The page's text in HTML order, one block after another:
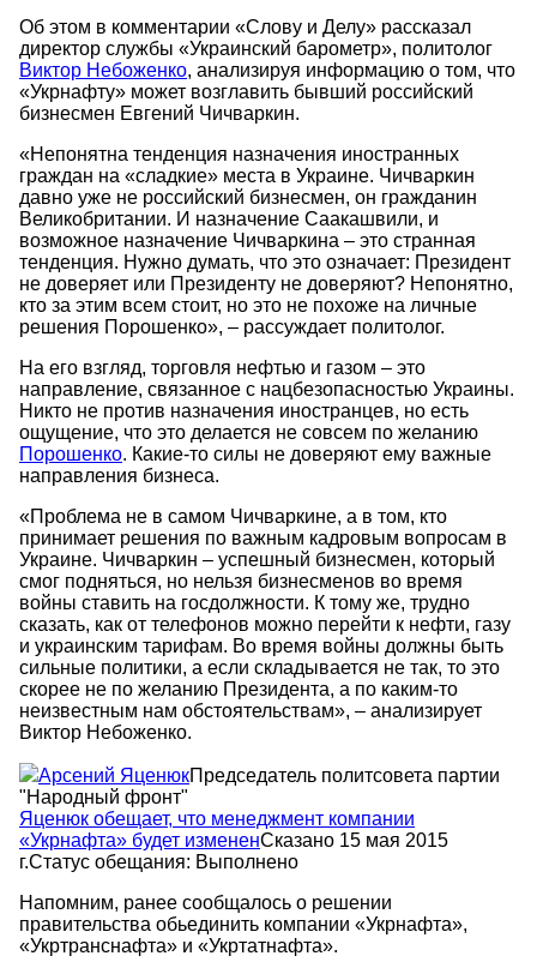
Об этом в комментарии «Слову и Делу» рассказал
директор службы «Украинский барометр», политолог
Виктор Небоженко, анализируя информацию о том, что
«Укрнафту» может возглавить бывший российский
бизнесмен Евгений Чичваркин.
«Непонятна тенденция назначения иностранных
граждан на «сладкие» места в Украине. Чичваркин
давно уже не российский бизнесмен, он гражданин
Великобритании. И назначение Саакашвили, и
возможное назначение Чичваркина – это странная
тенденция. Нужно думать, что это означает: Президент
не доверяет или Президенту не доверяют? Непонятно,
кто за этим всем стоит, но это не похоже на личные
решения Порошенко», – рассуждает политолог.
На его взгляд, торговля нефтью и газом – это
направление, связанное с нацбезопасностью Украины.
Никто не против назначения иностранцев, но есть
ощущение, что это делается не совсем по желанию
Порошенко. Какие-то силы не доверяют ему важные
направления бизнеса.
«Проблема не в самом Чичваркине, а в том, кто
принимает решения по важным кадровым вопросам в
Украине. Чичваркин – успешный бизнесмен, который
смог подняться, но нельзя бизнесменов во время
войны ставить на госдолжности. К тому же, трудно
сказать, как от телефонов можно перейти к нефти, газу
и украинским тарифам. Во время войны должны быть
сильные политики, а если складывается не так, то это
скорее не по желанию Президента, а по каким-то
неизвестным нам обстоятельствам», – анализирует
Виктор Небоженко.
Арсений ЯценюкПредседатель политсовета партии
"Народный фронт"
Яценюк обещает, что менеджмент компании
«Укрнафта» будет измененСказано 15 мая 2015
г.Статус обещания: Выполнено
Напомним, ранее сообщалось о решении
правительства обьединить компании «Укрнафта»,
«Укртранснафта» и «Укртатнафта».